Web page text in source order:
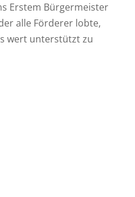
Erstem Bürgermeister
alle Förderer lobte,
wert unterstützt zu